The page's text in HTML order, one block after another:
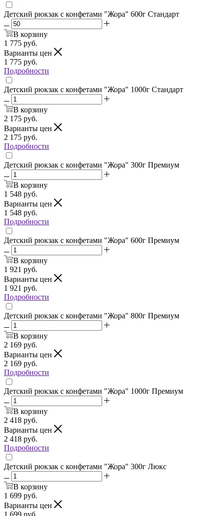
Детский рюкзак с конфетами "Жора" 600г Стандарт
В корзину
1 775 руб.
Варианты цен
1 775 руб.
Подробности
Детский рюкзак с конфетами "Жора" 1000г Стандарт
В корзину
2 175 руб.
Варианты цен
2 175 руб.
Подробности
Детский рюкзак с конфетами "Жора" 300г Премиум
В корзину
1 548 руб.
Варианты цен
1 548 руб.
Подробности
Детский рюкзак с конфетами "Жора" 600г Премиум
В корзину
1 921 руб.
Варианты цен
1 921 руб.
Подробности
Детский рюкзак с конфетами "Жора" 800г Премиум
В корзину
2 169 руб.
Варианты цен
2 169 руб.
Подробности
Детский рюкзак с конфетами "Жора" 1000г Премиум
В корзину
2 418 руб.
Варианты цен
2 418 руб.
Подробности
Детский рюкзак с конфетами "Жора" 300г Люкс
В корзину
1 699 руб.
Варианты цен
1 699 руб.